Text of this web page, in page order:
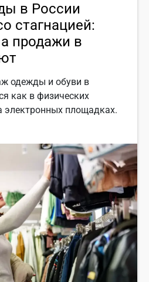
в России
стагнацией:
продажи в
одежды и обуви в
как в физических
электронных площадках.